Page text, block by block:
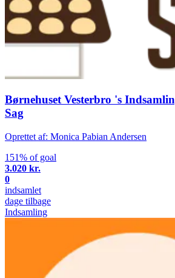
Børnehuset Vesterbro 's
Sag
Oprettet af: Monica Pabian Andersen
151% of goal
3.020 kr.
0
indsamlet
dage tilbage
Indsamling